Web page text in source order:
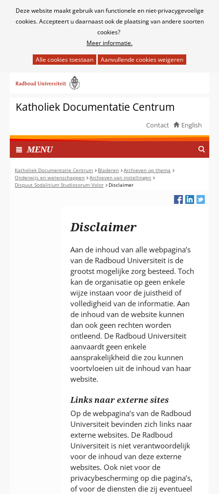
Cookies
Deze website maakt gebruik van functionele en niet-privacygevoelige
cookies. Accepteert u daarnaast ook de plaatsing van andere soorten
cookies?
Meer informatie.
het
van
cookies
deze
website
worden
toegestaan
of
geweigerd.
naar
inhoudKatholiek Documentatie Centrum
Contact English
MENUI
N
G
E
K
Katholiek Documentatie Centrum Bladeren
Archieven op thema
Onderwijs en wetenschappen
Archieven van instellingen
Dispuut Sodalitium Studiosorum Volor
Disclaimer
Disclaimer
Aan de inhoud van alle webpagina’s
van de Radboud Universiteit is de
grootst mogelijke zorg besteed. Toch
kan de organisatie op geen enkele
wijze instaan voor de juistheid of
volledigheid van de informatie. Aan
de inhoud van de website kunnen
dan ook geen rechten worden
ontleend. De Radboud Universiteit
aanvaardt geen enkele
aansprakelijkheid die zou kunnen
voortvloeien uit de inhoud van haar
website.
Links naar externe sites
Op de webpagina’s van de Radboud
Universiteit bevinden zich links naar
externe websites. De Radboud
Universiteit is niet verantwoordelijk
voor de inhoud van deze externe
websites. Ook niet voor de
privacybescherming op die pagina’s,
of voor de diensten die zij eventueel